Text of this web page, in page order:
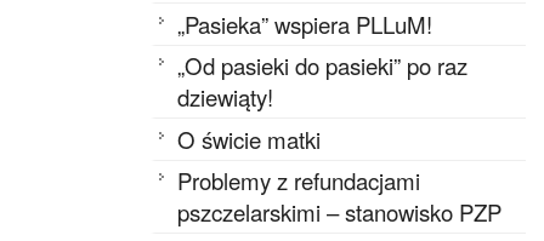
„Pasieka” wspiera PLLuM!
„Od pasieki do pasieki” po raz
dziewiąty!
O świcie matki
Problemy z refundacjami
pszczelarskimi – stanowisko PZP